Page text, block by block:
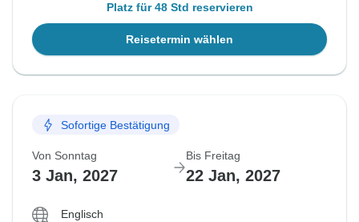
Platz für 48 Std reservieren
Reisetermin wählen
Sofortige Bestätigung
Von Sonntag
3 Jan, 2027
Bis Freitag
22 Jan, 2027
Englisch